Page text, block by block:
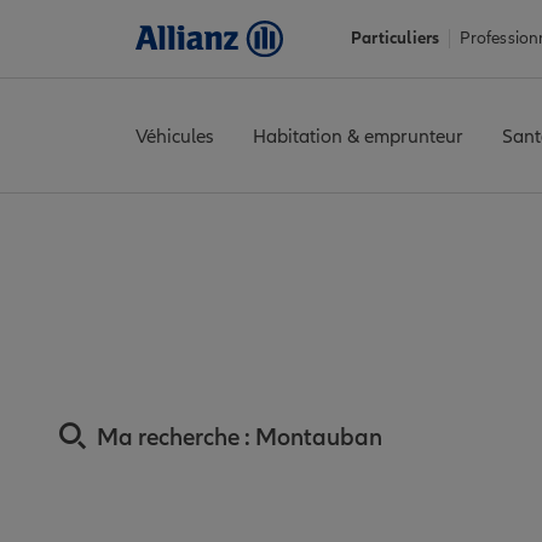
Particuliers
Véhicules Habitation & emprunteur
Ma recherche : Montauban